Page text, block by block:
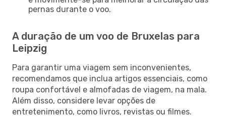
pernas durante o voo.
A duração de um voo de Bruxelas para
Leipzig
Para garantir uma viagem sem inconvenientes,
recomendamos que inclua artigos essenciais, como
roupa confortável e almofadas de viagem, na mala.
Além disso, considere levar opções de
entretenimento, como livros, revistas ou filmes.